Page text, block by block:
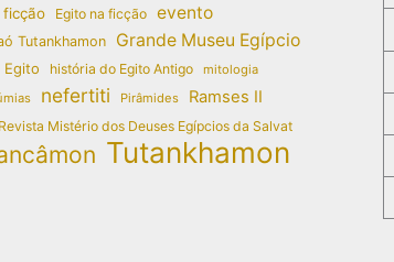
ficção Egito na ficção evento
Tutankhamon Grande Museu Egípcio
Egito história do Egito Antigo mitologia
nefertiti Pirâmides Ramses II
Revista Mistério dos Deuses Egípcios da Salvat
Tutankhamon